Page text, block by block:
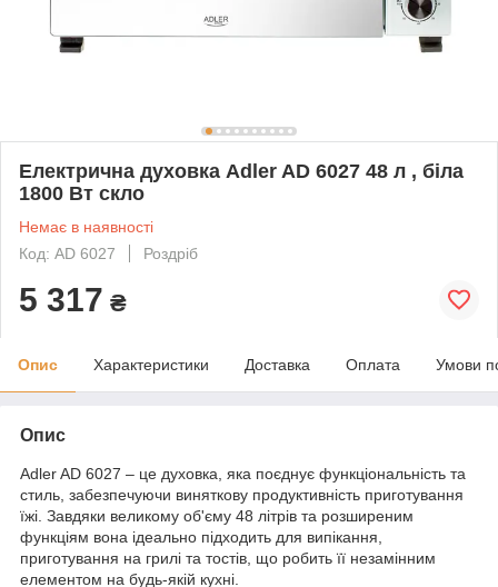
Електрична духовка Adler AD 6027 48 л , біла
1800 Вт скло
Немає в наявності
Код: AD 6027
Роздріб
5 317 ₴
Опис Характеристики Доставка Оплата Умови
Опис
Adler AD 6027 – це духовка, яка поєднує функціональність та
стиль, забезпечуючи виняткову продуктивність приготування
їжі. Завдяки великому об'єму 48 літрів та розширеним
функціям вона ідеально підходить для випікання,
приготування на грилі та тостів, що робить її незамінним
елементом на будь-якій кухні.